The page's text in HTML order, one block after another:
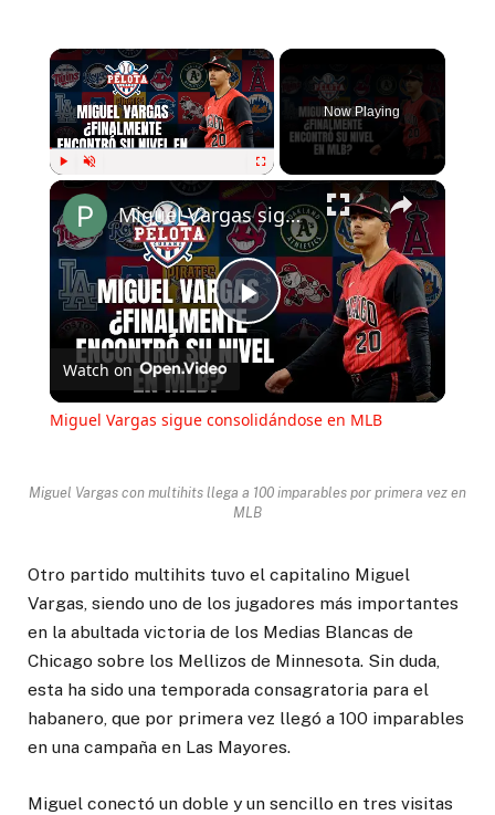
Play
Now Playing
Play
Video
Miguel Vargas sigue consolidándose en MLB
Watch on
Miguel Vargas sigue consolidándose en MLB
Miguel Vargas con multihits llega a 100 imparables por primera vez en
MLB
Otro partido multihits tuvo el capitalino Miguel
Vargas, siendo uno de los jugadores más importantes
en la abultada victoria de los Medias Blancas de
Chicago sobre los Mellizos de Minnesota. Sin duda,
esta ha sido una temporada consagratoria para el
habanero, que por primera vez llegó a 100 imparables
en una campaña en Las Mayores.
Miguel conectó un doble y un sencillo en tres visitas